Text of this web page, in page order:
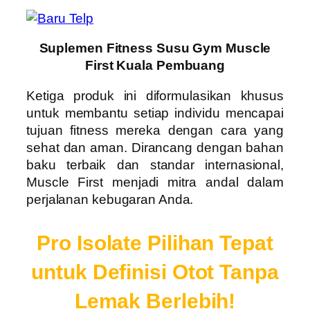
Suplemen Fitness Susu Gym Muscle
First Kuala Pembuang
Ketiga produk ini diformulasikan khusus
untuk membantu setiap individu mencapai
tujuan fitness mereka dengan cara yang
sehat dan aman. Dirancang dengan bahan
baku terbaik dan standar internasional,
Muscle First menjadi mitra andal dalam
perjalanan kebugaran Anda.
Pro Isolate Pilihan Tepat
untuk Definisi Otot Tanpa
Lemak Berlebih!